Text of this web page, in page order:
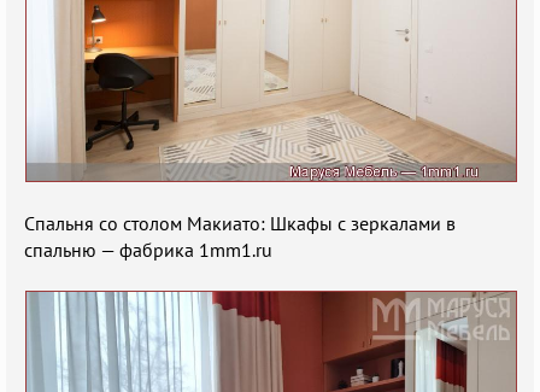
Спальня со столом Макиато: Шкафы с зеркалами в
спальню — фабрика 1mm1.ru